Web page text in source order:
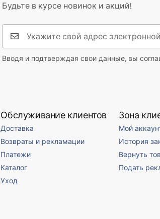
Будьте в курсе новинок и акций!
Вводя и подтверждая свои данные, вы
Обслуживание клиентов
Доставка
Возвраты и рекламации
Платежи
Каталог
Уход
Зона
Мой
История
Вернуть
Подать